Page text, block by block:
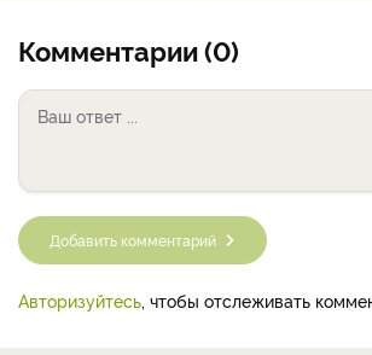
Комментарии (0)
Добавить комментарий
Авторизуйтесь, чтобы отслеживать